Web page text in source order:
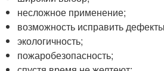
несложное применение;
возможность исправить
экологичность;
пожаробезопасность;